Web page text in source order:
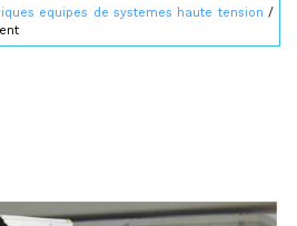
equipes de systemes haute tension /